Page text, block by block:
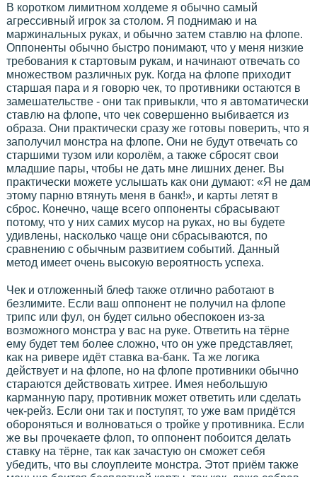
В коротком лимитном холдеме я обычно самый
агрессивный игрок за столом. Я поднимаю и на
маржинальных руках, и обычно затем ставлю на флопе.
Оппоненты обычно быстро понимают, что у меня низкие
требования к стартовым рукам, и начинают отвечать со
множеством различных рук. Когда на флопе приходит
старшая пара и я говорю чек, то противники остаются в
замешательстве - они так привыкли, что я автоматически
ставлю на флопе, что чек совершенно выбивается из
образа. Они практически сразу же готовы поверить, что я
заполучил монстра на флопе. Они не будут отвечать со
старшими тузом или королём, а также сбросят свои
младшие пары, чтобы не дать мне лишних денег. Вы
практически можете услышать как они думают: «Я не дам
этому парню втянуть меня в банк!», и карты летят в
сброс. Конечно, чаще всего оппоненты сбрасывают
потому, что у них самих мусор на руках, но вы будете
удивлены, насколько чаще они сбрасываются, по
сравнению с обычным развитием событий. Данный
метод имеет очень высокую вероятность успеха.
Чек и отложенный блеф также отлично работают в
безлимите. Если ваш оппонент не получил на флопе
трипс или фул, он будет сильно обеспокоен из-за
возможного монстра у вас на руке. Ответить на тёрне
ему будет тем более сложно, что он уже представляет,
как на ривере идёт ставка ва-банк. Та же логика
действует и на флопе, но на флопе противники обычно
стараются действовать хитрее. Имея небольшую
карманную пару, противник может ответить или сделать
чек-рейз. Если они так и поступят, то уже вам придётся
обороняться и волноваться о тройке у противника. Если
же вы прочекаете флоп, то оппонент побоится делать
ставку на тёрне, так как зачастую он сможет себя
убедить, что вы слоуплеите монстра. Этот приём также